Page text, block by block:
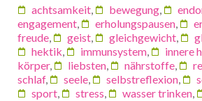
achtsamkeit, bewegung,
engagement, erholungspausen,
freude, geist, gleichgewicht,
hektik, immunsystem, innere
körper, liebsten, nährstoffe,
schlaf, seele, selbstreflexion,
sport, stress, wasser trinken,